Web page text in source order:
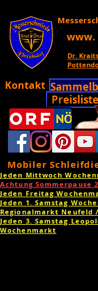
www.
Dr.
Kontakt
Mobiler
Jeden Mittwoch
Achtung Sommerpause
Jeden Freitag
Jeden 1. Samstag
Regionalmarkt Neufeld
Jeden 3. Samstag
Wochenmarkt